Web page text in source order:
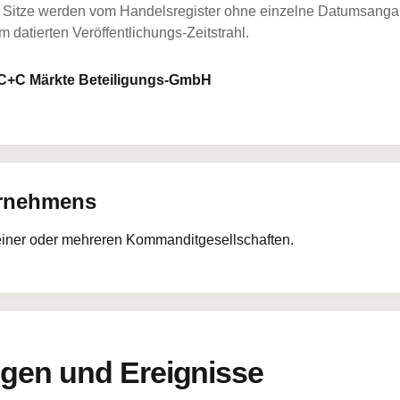
werden vom Handelsregister ohne einzelne
datierten Veröffentlichungs-Zeitstrahl.
Märkte Beteiligungs-GmbH
oder mehreren Kommanditgesellschaften.
und Ereignisse